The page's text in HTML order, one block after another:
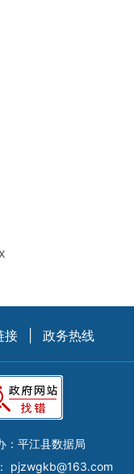
接 政务热线
：平江县数据局
pjzwgkb@163.com